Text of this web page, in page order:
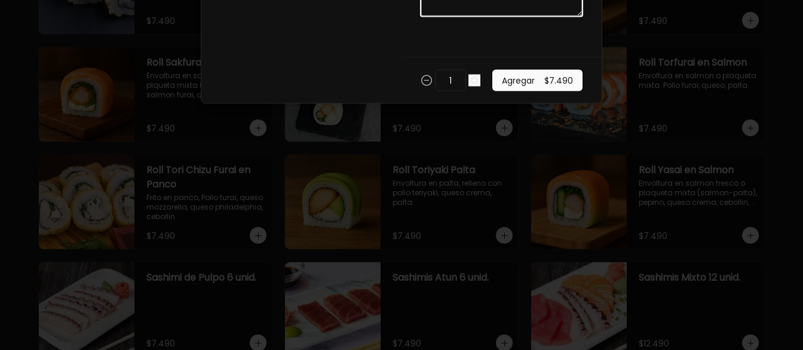
$7.490 $7.490
Roll Sakfurai en Salmon
Envoltura en salmon fresco o
plqueta mixta (salmon-palta),
salmon furai, queso crema,
$7.490
Envoltura en queso
philadelphia. Pollo furai, palta,
$7.490
Roll Torfurai en Salmon
Envoltura en salmon o plaqueta
mixta. Pollo furai, queso, palta.
$7.490
Roll Tori Chizu Furai en
Panco
Frito en panco, Pollo furai, queso
mozzarella, queso philadelphia,
cebollin.
$7.490
Roll Toriyaki Palta
Envoltura en palta, relleno con
pollo teriyaki, queso crema,
palta.
$7.490
Roll Yasai en Salmon
Envoltura en salmon fresco o
plaqueta mixta (salmon-palta),
pepino, queso crema, cebollin,
$7.490
Sashimi de Pulpo 6 unid.
$7.490
Sashimis Atun 6 unid.
$7.490
Sashimis Mixto 12 unid.
$12.490
Agregar $7.490